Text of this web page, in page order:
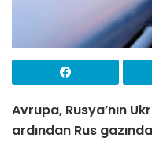
Avrupa, Rusya’nın
ardından Rus